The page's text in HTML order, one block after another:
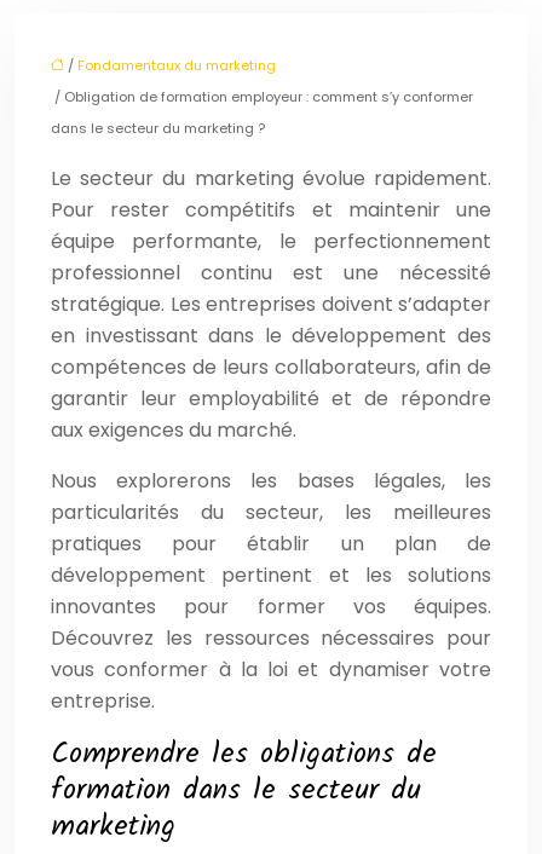
/Fondamentaux du marketing
/ Obligation de formation employeur : comment s’y conformer
dans le secteur du marketing ?
Le secteur du marketing évolue rapidement.
Pour rester compétitifs et maintenir une
équipe performante, le perfectionnement
professionnel continu est une nécessité
stratégique. Les entreprises doivent s’adapter
en investissant dans le développement des
compétences de leurs collaborateurs, afin de
garantir leur employabilité et de répondre
aux exigences du marché.
Nous explorerons les bases légales, les
particularités du secteur, les meilleures
pratiques pour établir un plan de
développement pertinent et les solutions
innovantes pour former vos équipes.
Découvrez les ressources nécessaires pour
vous conformer à la loi et dynamiser votre
entreprise.
Comprendre les obligations de
formation dans le secteur du
marketing